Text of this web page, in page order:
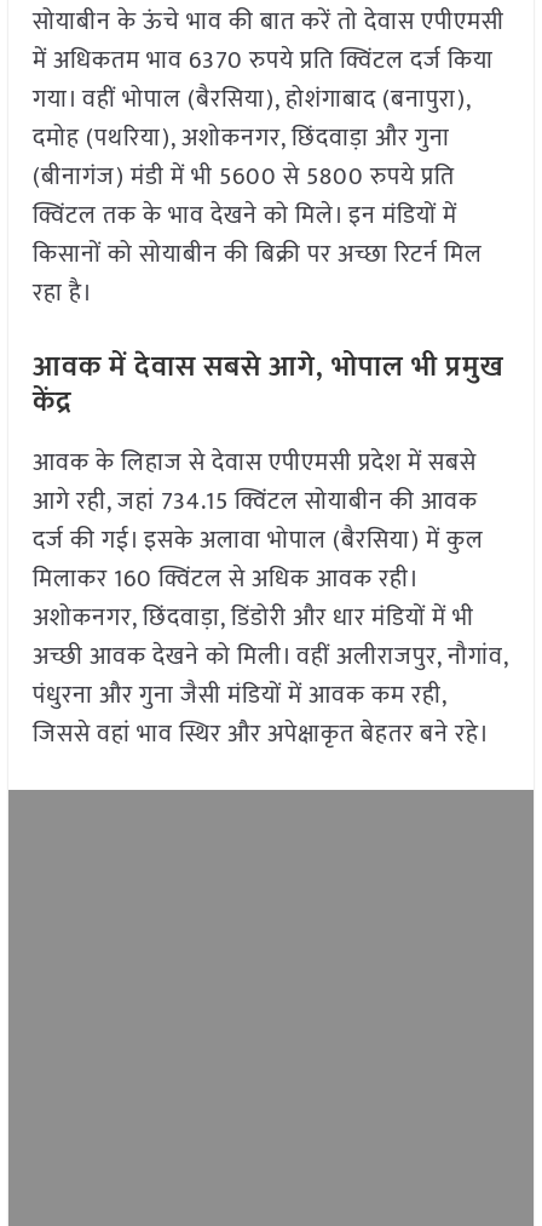
सोयाबीन के ऊंचे भाव की बात करें तो देवास एपीएमसी
में अधिकतम भाव 6370 रुपये प्रति क्विंटल दर्ज किया
गया। वहीं भोपाल (बैरसिया), होशंगाबाद (बनापुरा),
दमोह (पथरिया), अशोकनगर, छिंदवाड़ा और गुना
(बीनागंज) मंडी में भी 5600 से 5800 रुपये प्रति
क्विंटल तक के भाव देखने को मिले। इन मंडियों में
किसानों को सोयाबीन की बिक्री पर अच्छा रिटर्न मिल
रहा है।
आवक में देवास सबसे आगे, भोपाल भी प्रमुख
केंद्र
आवक के लिहाज से देवास एपीएमसी प्रदेश में सबसे
आगे रही, जहां 734.15 क्विंटल सोयाबीन की आवक
दर्ज की गई। इसके अलावा भोपाल (बैरसिया) में कुल
मिलाकर 160 क्विंटल से अधिक आवक रही।
अशोकनगर, छिंदवाड़ा, डिंडोरी और धार मंडियों में भी
अच्छी आवक देखने को मिली। वहीं अलीराजपुर, नौगांव,
पंधुरना और गुना जैसी मंडियों में आवक कम रही,
जिससे वहां भाव स्थिर और अपेक्षाकृत बेहतर बने रहे।